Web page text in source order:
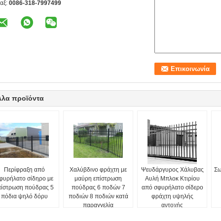
0086-318-7997499
προϊόντα
Περίφραξη από
σίδηρο με
πούδρας 5
πόδια ψηλό δόρυ
Χαλύβδινο φράχτη με
μαύρη επίστρωση
πούδρας 6 ποδών 7
ποδιών 8 ποδιών κατά
παραγγελία
Ψευδάργυρος Χάλυβας
Αυλή Μπλοκ Κτιρίου
από σφυρήλατο σίδερο
φράχτη υψηλής
αντοχής